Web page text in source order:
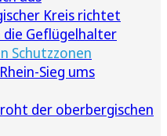
Kreis richtet
die Geflügelhalter
Schutzzonen
Sieg ums
der oberbergischen